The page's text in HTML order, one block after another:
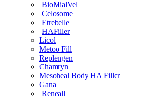
BioMialVel
Celosome
Etrebelle
HAFiller
Licol
Metoo Fill
Replengen
Chamryn
Mesoheal Body HA Filler
Gana
Reneall